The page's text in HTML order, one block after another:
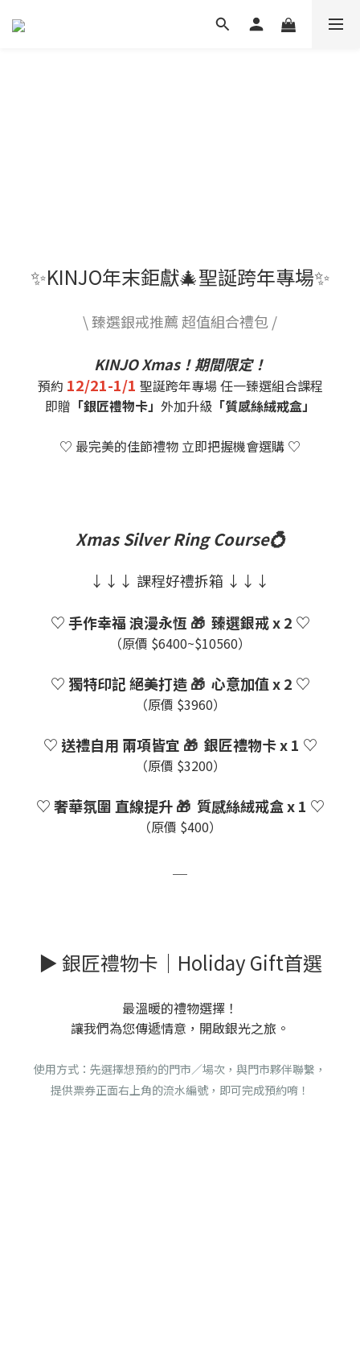
✨KINJO年末鉅獻🎄聖誕跨年專場✨
\ 臻選銀戒推薦 超值組合禮包 /
KINJO Xmas！期間限定！
預約 12/21-1/1 聖誕跨年專場 任一臻選組合課程
即贈 「銀匠禮物卡」 外加升級 「質感絲絨戒盒」
♡ 最完美的佳節禮物 立即把握機會選購 ♡
Xmas Silver Ring Course💍
↓↓↓ 課程好禮拆箱 ↓↓↓
♡ 手作幸福 浪漫永恆 🎁 臻選銀戒 x 2 ♡
（原價 $6400~$10560）
♡ 獨特印記 絕美打造 🎁 心意加值 x 2 ♡
（原價 $3960）
♡ 送禮自用 兩項皆宜 🎁 銀匠禮物卡 x 1 ♡
（原價 $3200）
♡ 奢華氛圍 直線提升 🎁 質感絲絨戒盒 x 1 ♡
（原價 $400）
▶ 銀匠禮物卡｜Holiday Gift首選
最溫暖的禮物選擇！
讓我們為您傳遞情意，開啟銀光之旅。
使用方式：先選擇想預約的門市／場次，與門市夥伴聯繫，
提供票券正面右上角的流水編號，即可完成預約唷！